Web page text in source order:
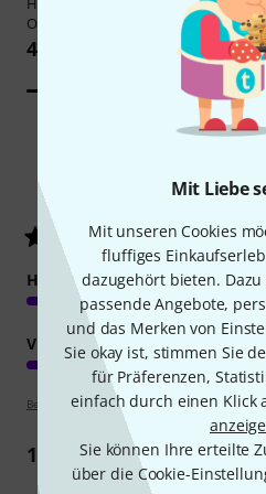
Mit Liebe
Mit unseren Cookies
fluffiges
dazugehört bieten.
passende Angebote,
und das Merken von
Sie okay ist, stimmen Sie
für Präferenzen,
einfach durch einen Klick
Sie können Ihre erteilte
über die Cookie-
Organizer Kit
4,90 €
4.7/ 5
HANDLING
VERARBEITUNG
Bewertungsrichtlinien
10 Rezensionen